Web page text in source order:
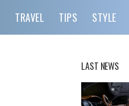
TRAVEL TIPS STYLE
LAST NEWS